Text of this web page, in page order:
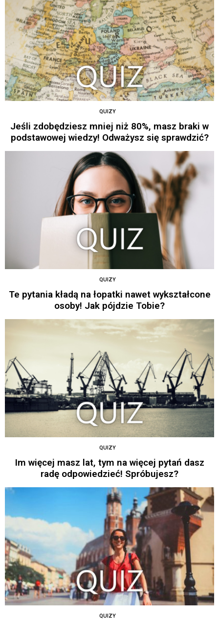
QUIZY
Jeśli zdobędziesz mniej niż 80%, masz braki w
podstawowej wiedzy! Odważysz się sprawdzić?
QUIZY
Te pytania kładą na łopatki nawet wykształcone
osoby! Jak pójdzie Tobie?
QUIZY
Im więcej masz lat, tym na więcej pytań dasz
radę odpowiedzieć! Spróbujesz?
QUIZY